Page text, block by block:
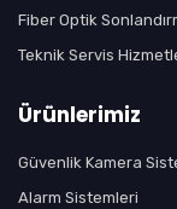
Fiber Optik
Teknik Servis
Ürünlerimiz
Güvenlik Kamera
Alarm Sistemleri